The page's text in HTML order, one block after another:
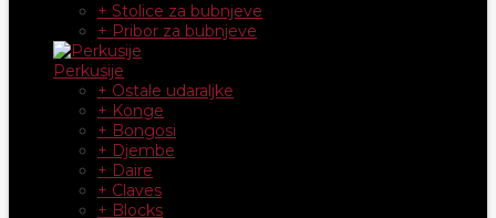
+ Stolice za bubnjeve
+ Pribor za bubnjeve
Perkusije
+ Ostale udaraljke
+ Konge
+ Bongosi
+ Djembe
+ Daire
+ Claves
+ Blocks